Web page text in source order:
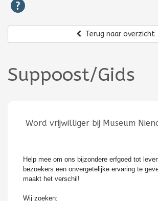
Terug naar overzicht
Suppoost/Gids
Word vrijwilliger bij Museum
Help mee om ons bijzondere erfgoed tot
bezoekers een onvergetelijke ervaring te
maakt het verschil!
Wij zoeken: